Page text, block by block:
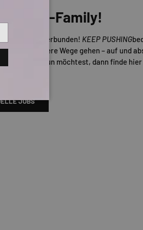
TITUS-Family!
verbunden! KEEP PUSHING
mal andere Wege gehen – auf und
gemeinsam tun möchtest, dann finde hier
JOBS